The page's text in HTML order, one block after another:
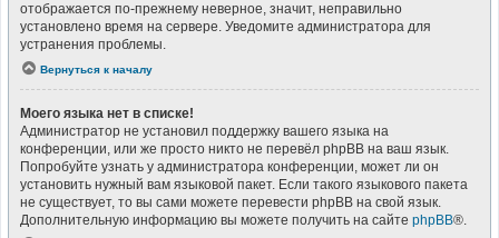
отображается по-прежнему неверное, значит, неправильно
установлено время на сервере. Уведомите администратора для
устранения проблемы.
Вернуться к началу
Моего языка нет в списке!
Администратор не установил поддержку вашего языка на
конференции, или же просто никто не перевёл phpBB на ваш язык.
Попробуйте узнать у администратора конференции, может ли он
установить нужный вам языковой пакет. Если такого языкового пакета
не существует, то вы сами можете перевести phpBB на свой язык.
Дополнительную информацию вы можете получить на сайте phpBB®.